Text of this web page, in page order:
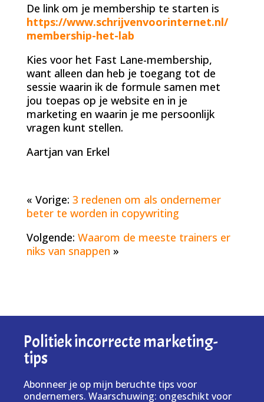
De link om je membership te starten is
https://www.schrijvenvoorinternet.nl/
membership-het-lab
Kies voor het Fast Lane-membership,
want alleen dan heb je toegang tot de
sessie waarin ik de formule samen met
jou toepas op je website en in je
marketing en waarin je me persoonlijk
vragen kunt stellen.
Aartjan van Erkel
« Vorige: 3 redenen om als ondernemer
beter te worden in copywriting
Volgende: Waarom de meeste trainers er
niks van snappen »
Politiek incorrecte marketing-
tips
Abonneer je op mijn beruchte tips voor
ondernemers. Waarschuwing: ongeschikt voor